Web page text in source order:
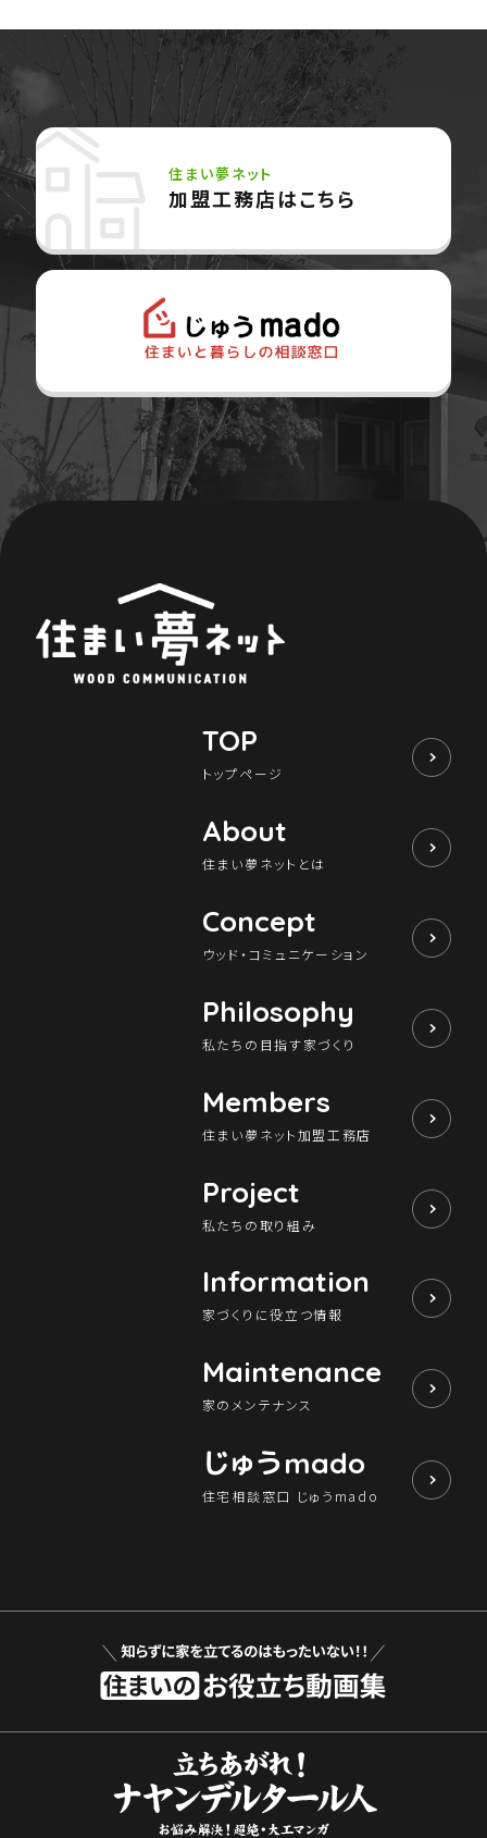
住まい夢ネット
加盟工務店はこちら
TOP
トップページ
About
住まい夢ネットとは
Concept
ウッド・コミュニケーション
Philosophy
私たちの目指す家づくり
Members
住まい夢ネット加盟工務店
Project
私たちの取り組み
Information
家づくりに役立つ情報
Maintenance
家のメンテナンス
じゅうmado
住宅相談窓口 じゅうmado